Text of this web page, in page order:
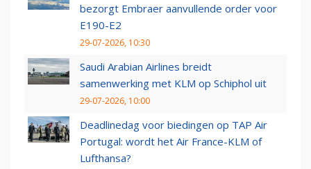
bezorgt Embraer aanvullende order voor
E190-E2
29-07-2026, 10:30
Saudi Arabian Airlines breidt
samenwerking met KLM op Schiphol uit
29-07-2026, 10:00
Deadlinedag voor biedingen op TAP Air
Portugal: wordt het Air France-KLM of
Lufthansa?